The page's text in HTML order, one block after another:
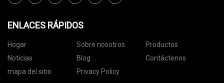
ENLACES RÁPIDOS
Hogar Sobre nosotros
Productos
Noticias
Blog
Contáctenos
mapa del sitio
Privacy Policy